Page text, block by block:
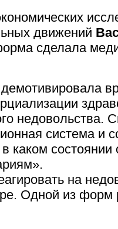
движений
сделала
недовольства.
система и
состоянии
на
Одной из форм